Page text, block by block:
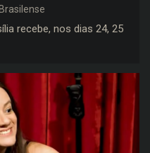
recebe, nos dias 24, 25